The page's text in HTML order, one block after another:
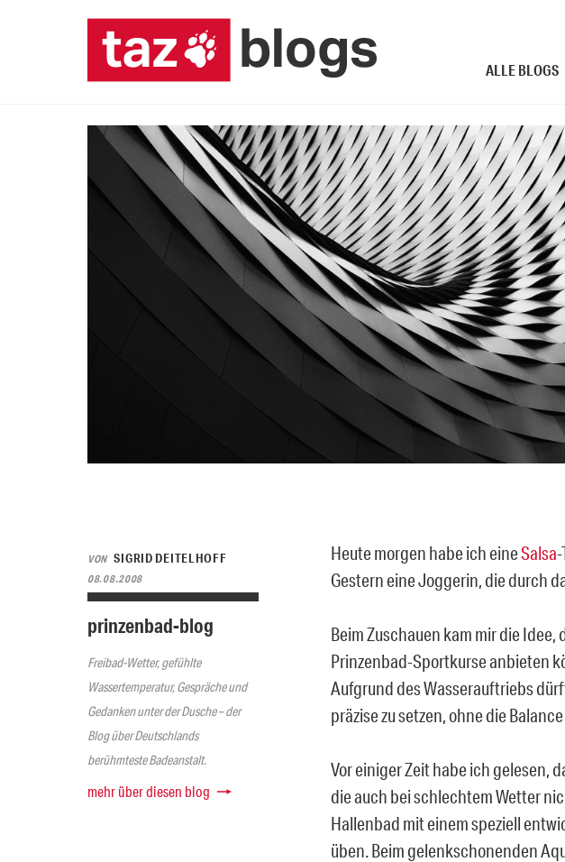
ALLE BLOGS
VON SIGRID DEITELHOFF
08.08.2008
prinzenbad-blog
Freibad-Wetter, gefühlte
Wassertemperatur, Gespräche und
Gedanken unter der Dusche – der
Blog über Deutschlands
berühmteste Badeanstalt.
mehr über diesen blog
Heute morgen habe ich eineSalsa
Gestern eine Joggerin, die durch
Beim Zuschauen kam mir die
Prinzenbad-Sportkurse anbieten
Aufgrund des Wasserauftriebs
präzise zu setzen, ohne die
Vor einiger Zeit habe ich gelesen,
die auch bei schlechtem Wetter
Hallenbad mit einem speziell
üben. Beim gelenkschonenden